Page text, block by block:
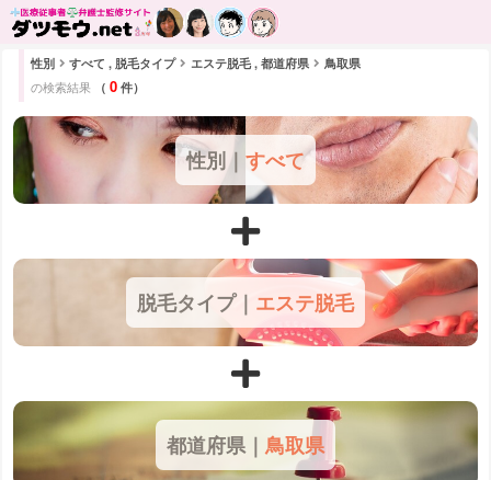
性別 すべて , 脱毛タイプ エステ脱毛 , 都道府県 鳥取県
の検索結果 （ 0件）
性別｜ すべて
脱毛タイプ｜ エステ脱毛
都道府県｜ 鳥取県